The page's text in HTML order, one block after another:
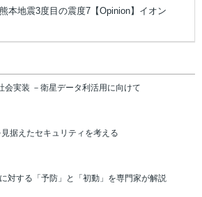
本地震3度目の震度7【Opinion】イオン
会実装 －衛星データ利活用に向けて
据えたセキュリティを考える
対する「予防」と「初動」を専門家が解説